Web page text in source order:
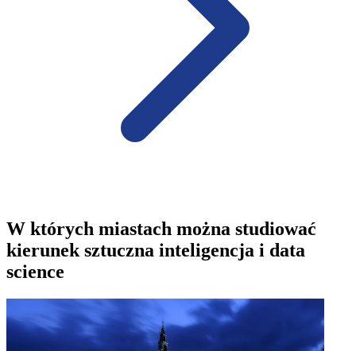
W których miastach można studiować
kierunek sztuczna inteligencja i data
science